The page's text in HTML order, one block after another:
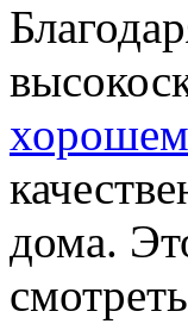
хорошем
дома.